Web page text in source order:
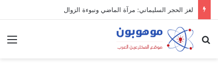
لغز الحجر السليماني: مرآة الماضي ونبوءة الزوال
بحث عن